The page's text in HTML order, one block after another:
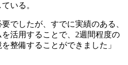
いる。
でしたが、すでに実績のある、
活用することで、2週間程度の
整備することができました」